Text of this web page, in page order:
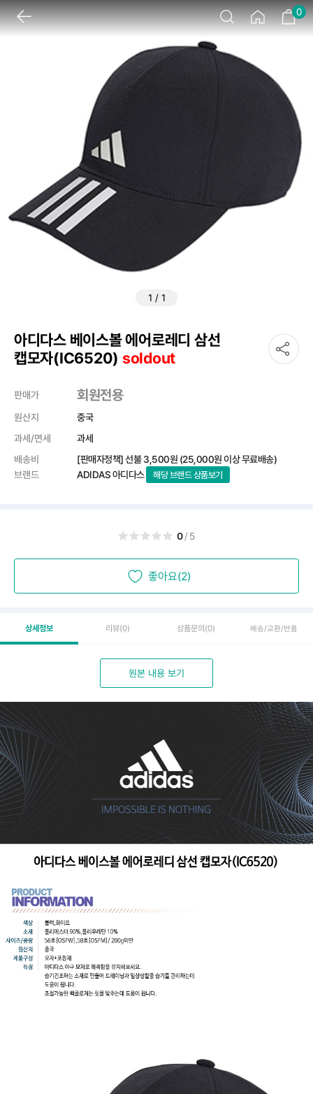
0
1 / 1
아디다스 베이스볼 에어로레디 삼선
캡모자(IC6520) soldout
판매가 회원전용
원산지
중국
과세/면세
과세
배송비
[판매자정책] 선불 3,500원 (25,000원 이상 무료배송)
브랜드
ADIDAS 아디다스 해당 브랜드 상품보기
0/5
좋아요(2)
상세정보 리뷰(0) 상품문의 (0) 배송/교환/반품
원본 내용 보기